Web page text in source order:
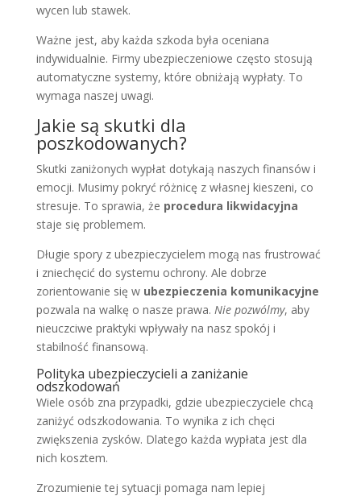
wycen lub stawek.
Ważne jest, aby każda szkoda była oceniana
indywidualnie. Firmy ubezpieczeniowe często stosują
automatyczne systemy, które obniżają wypłaty. To
wymaga naszej uwagi.
Jakie są skutki dla
poszkodowanych?
Skutki zaniżonych wypłat dotykają naszych finansów i
emocji. Musimy pokryć różnicę z własnej kieszeni, co
stresuje. To sprawia, że procedura likwidacyjna
staje się problemem.
Długie spory z ubezpieczycielem mogą nas frustrować
i zniechęcić do systemu ochrony. Ale dobrze
zorientowanie się w ubezpieczenia komunikacyjne
pozwala na walkę o nasze prawa. Nie pozwólmy, aby
nieuczciwe praktyki wpływały na nasz spokój i
stabilność finansową.
Polityka ubezpieczycieli a zaniżanie
odszkodowań
Wiele osób zna przypadki, gdzie ubezpieczyciele chcą
zaniżyć odszkodowania. To wynika z ich chęci
zwiększenia zysków. Dlatego każda wypłata jest dla
nich kosztem.
Zrozumienie tej sytuacji pomaga nam lepiej